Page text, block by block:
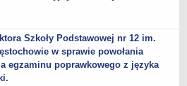
Szkoły Podstawowej nr 12 im.
w sprawie powołania
egzaminu poprawkowego z języka